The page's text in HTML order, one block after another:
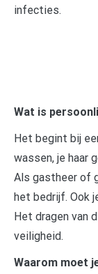
infecties.
Wat is
Het begint bij
wassen, je haar
Als gastheer of
het bedrijf. Ook
Het dragen van
veiligheid.
Waarom moet